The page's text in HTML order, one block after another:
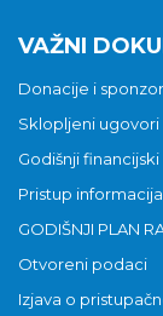
VAŽNI
Donacije i
Sklopljeni ugovori
Godišnji
Pristup
GODIŠNJI PLAN
Otvoreni podaci
Izjava o